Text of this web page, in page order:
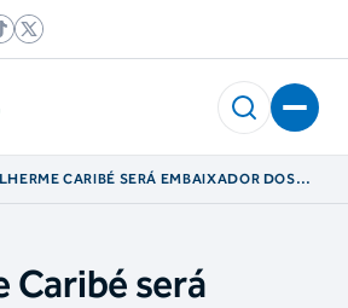
CARIBÉ SERÁ EMBAIXADOR DOS
Caribé será